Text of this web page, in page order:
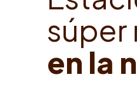
súper
en la n